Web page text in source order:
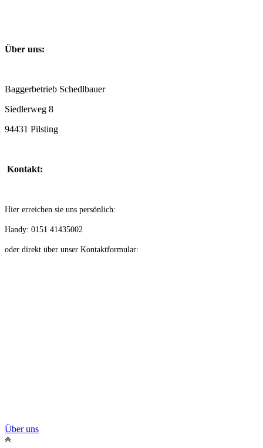
Über uns:
Baggerbetrieb Schedlbauer
Siedlerweg 8
94431 Pilsting
Kontakt:
Hier erreichen sie uns persönlich:
Handy: 0151 41435002
oder direkt über unser Kontaktformular:
Über uns